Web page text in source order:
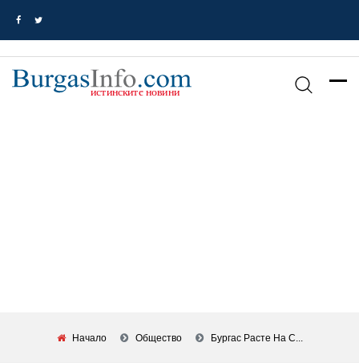
Начало Общество Бургас Расте На С...